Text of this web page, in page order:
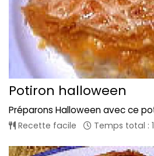
Potiron halloween
Préparons Halloween avec ce
Recette facile Temps total :